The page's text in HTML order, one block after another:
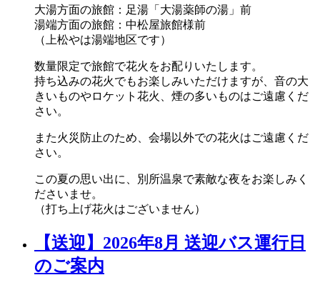
大湯方面の旅館：足湯「大湯薬師の湯」前
湯端方面の旅館：中松屋旅館様前
（上松やは湯端地区です）
数量限定で旅館で花火をお配りいたします。
持ち込みの花火でもお楽しみいただけますが、音の大
きいものやロケット花火、煙の多いものはご遠慮くだ
さい。
また火災防止のため、会場以外での花火はご遠慮くだ
さい。
この夏の思い出に、別所温泉で素敵な夜をお楽しみく
ださいませ。
（打ち上げ花火はございません）
【送迎】2026年8月 送迎バス運行日
のご案内